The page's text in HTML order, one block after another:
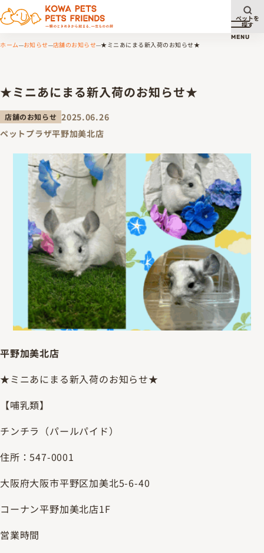
メニ
MENU
ペットを
探す
ホーム お知らせ 店舗のお知らせ ★ミニあにまる新入荷のお知らせ★
★ミニあにまる新入荷のお知らせ★
店舗のお知らせ 2025.06.26
ペットプラザ平野加美北店
平野加美北店
★ミニあにまる新入荷のお知らせ★
【哺乳類】
チンチラ（パールパイド）
住所：547-0001
大阪府大阪市平野区加美北5-6-40
コーナン平野加美北店1F
営業時間